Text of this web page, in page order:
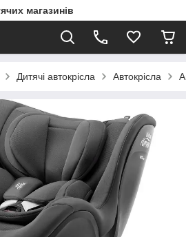
магазинів
Дитячі автокрісла Автокрісла